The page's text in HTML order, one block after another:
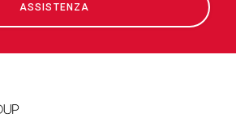
ASSISTENZA